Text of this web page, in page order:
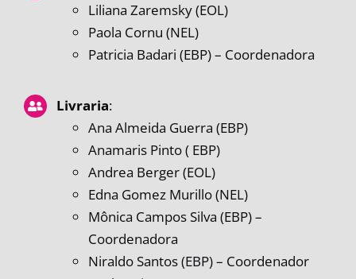
Liliana Zaremsky (EOL)
Paola Cornu (NEL)
Patricia Badari (EBP) – Coordenadora
Livraria:
Ana Almeida Guerra (EBP)
Anamaris Pinto ( EBP)
Andrea Berger (EOL)
Edna Gomez Murillo (NEL)
Mônica Campos Silva (EBP) –
Coordenadora
Niraldo Santos (EBP) – Coordenador